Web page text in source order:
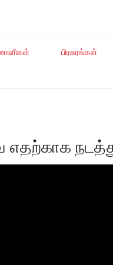
பிரசுரங்கள்
எதற்காக